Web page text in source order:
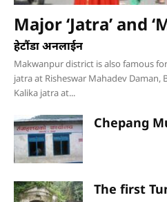
Major ‘Jatra’ and
हेटौंडा अनलाईन
Makwanpur district is also famous
jatra at Risheswar Mahadev Daman,
Kalika jatra at...
Chepang
The first